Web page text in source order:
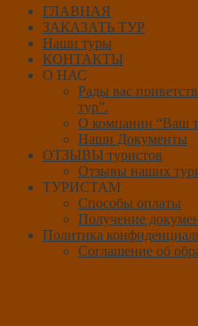
ГЛАВНАЯ
ЗАКАЗАТЬ ТУР
Наши туры
КОНТАКТЫ
О НАС
Рады вас
тур”.
О компании “Ваш
Наши Документы
ОТЗЫВЫ туристов
Отзывы наших
ТУРИСТАМ
Способы оплаты
Получение
Политика
Соглашение об